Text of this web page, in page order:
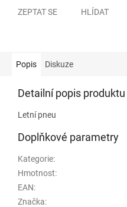
ZEPTAT SE HLÍDAT
Popis Diskuze
Detailní popis produktu
Letní pneu
Doplňkové parametry
Kategorie:
Hmotnost:
EAN:
Značka: